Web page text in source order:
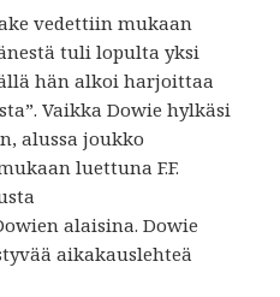
vedettiin mukaan
tuli lopulta yksi
hän alkoi harjoittaa
Vaikka Dowie hylkäsi
alussa joukko
luettuna F.F.
alaisina. Dowie
aikakauslehteä